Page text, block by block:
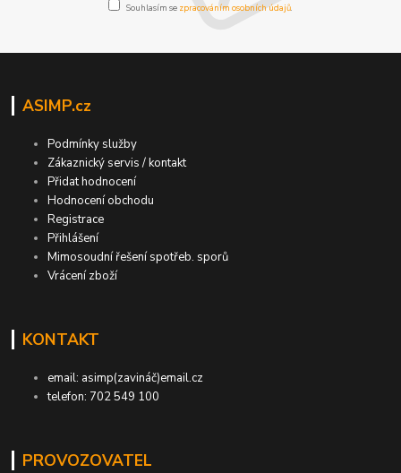
Souhlasím se zpracováním osobních údajů
ASIMP.cz
Podmínky služby
Zákaznický servis / kontakt
Přidat hodnocení
Hodnocení obchodu
Registrace
Přihlášení
Mimosoudní řešení spotřeb. sporů
Vrácení zboží
KONTAKT
email: asimp(zavináč)email.cz
telefon: 702 549 100
PROVOZOVATEL